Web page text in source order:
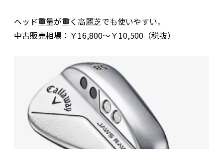
ヘッド重量が重く高麗芝でも使いやすい。
中古販売相場：￥16,800～￥10,500（税抜）